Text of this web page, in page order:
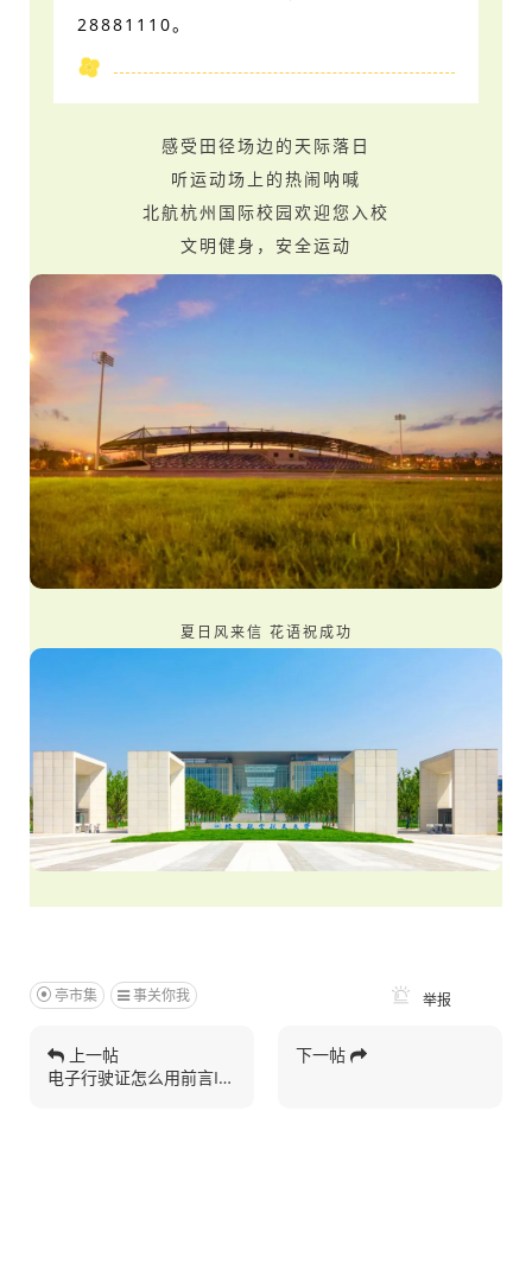
28881110。
感受田径场边的天际落日
听运动场上的热闹呐喊
北航杭州国际校园欢迎您入校
文明健身，安全运动
夏日风来信 花语祝成功
亭市集 事关你我 举报
上一帖
电子行驶证怎么用前言IN...
下一帖